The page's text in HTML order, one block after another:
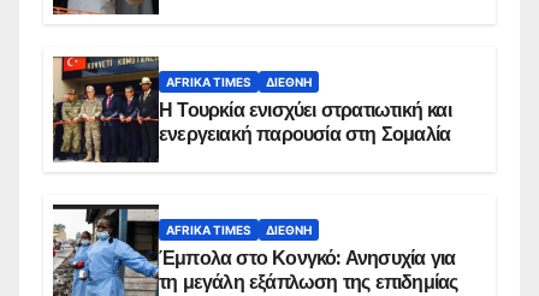
AFRIKA TIMES ΔΙΕΘΝΉ
Η Τουρκία ενισχύει στρατιωτική και
ενεργειακή παρουσία στη Σομαλία
AFRIKA TIMES ΔΙΕΘΝΉ
Έμπολα στο Κονγκό: Ανησυχία για
τη μεγάλη εξάπλωση της επιδημίας